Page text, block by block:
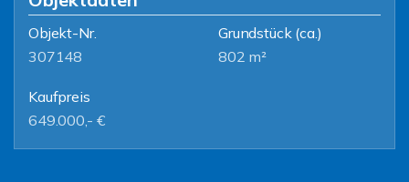
Objekt-Nr.
307148
Grundstück(ca.)
802 m²
Kaufpreis
649.000,- €